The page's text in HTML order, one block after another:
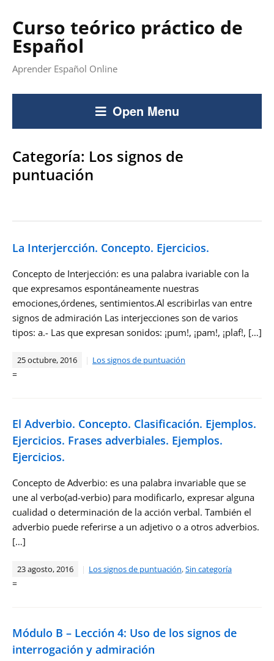
Curso teórico práctico de
Español
Aprender Español Online
Open Menu
Categoría: Los signos de
puntuación
La Interjercción. Concepto. Ejercicios.
Concepto de Interjección: es una palabra ivariable con la
que expresamos espontáneamente nuestras
emociones,órdenes, sentimientos.Al escribirlas van entre
signos de admiración Las interjecciones son de varios
tipos: a.- Las que expresan sonidos: ¡pum!, ¡pam!, ¡plaf!, […]
25 octubre, 2016 Los signos de puntuación
=
El Adverbio. Concepto. Clasificación. Ejemplos.
Ejercicios. Frases adverbiales. Ejemplos.
Ejercicios.
Concepto de Adverbio: es una palabra invariable que se
une al verbo(ad-verbio) para modificarlo, expresar alguna
cualidad o determinación de la acción verbal. También el
adverbio puede referirse a un adjetivo o a otros adverbios.
[…]
23 agosto, 2016 Los signos de puntuación,Sin categoría
=
Módulo B – Lección 4: Uso de los signos de
interrogación y admiración